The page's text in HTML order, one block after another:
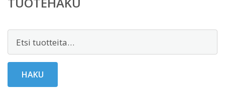
HAKU